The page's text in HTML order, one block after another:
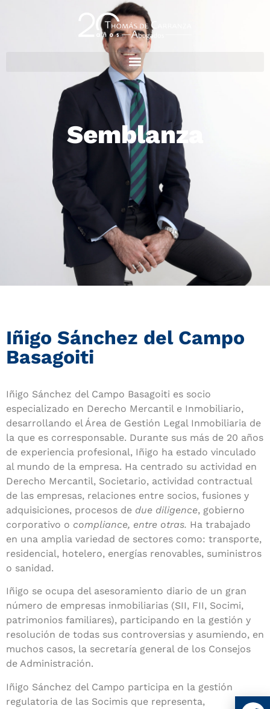
Semblanza
Iñigo Sánchez del Campo
Basagoiti
Iñigo Sánchez del Campo Basagoiti es socio
especializado en Derecho Mercantil e Inmobiliario,
desarrollando el Área de Gestión Legal Inmobiliaria de
la que es corresponsable. Durante sus más de 20 años
de experiencia profesional, Iñigo ha estado vinculado
al mundo de la empresa. Ha centrado su actividad en
Derecho Mercantil, Societario, actividad contractual
de las empresas, relaciones entre socios, fusiones y
adquisiciones, procesos de due diligence, gobierno
corporativo o compliance, entre otras. Ha trabajado
en una amplia variedad de sectores como: transporte,
residencial, hotelero, energías renovables, suministros
o sanidad.
Iñigo se ocupa del asesoramiento diario de un gran
número de empresas inmobiliarias (SII, FII, Socimi,
patrimonios familiares), participando en la gestión y
resolución de todas sus controversias y asumiendo, en
muchos casos, la secretaría general de los Consejos
de Administración.
Iñigo Sánchez del Campo participa en la gestión
regulatoria de las Socimis que representa,